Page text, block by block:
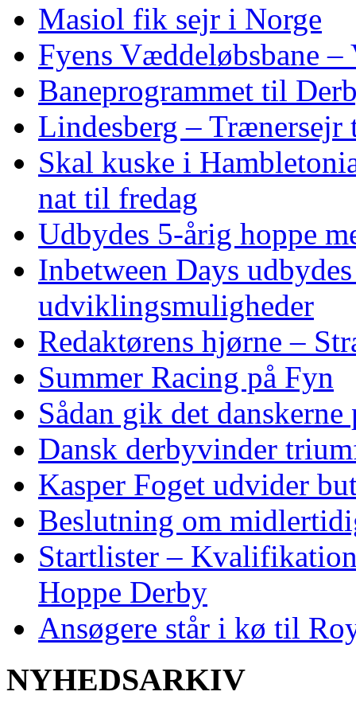
Masiol fik sejr i Norge
Fyens Væddeløbsbane
Baneprogrammet til
Lindesberg – Trænersejr
Skal kuske i
nat til fredag
Udbydes 5‑årig hoppe
Inbetween Days
udviklingsmuligheder
Redaktørens hjørne –
Summer Racing på Fyn
Sådan gik det
Dansk derbyvinder
Kasper Foget udvider
Beslutning om
Startlister –
Hoppe Derby
Ansøgere står i kø til
NYHEDSARKIV